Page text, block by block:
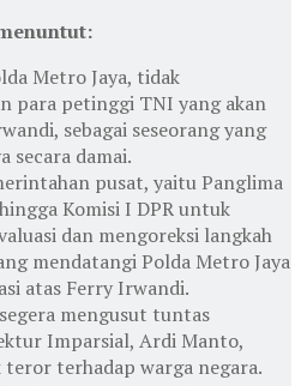
Metro Jaya, tidak
para petinggi TNI yang akan
sebagai seseorang yang
secara damai.
pusat, yaitu Panglima
Komisi I DPR untuk
dan mengoreksi langkah
mendatangi Polda Metro Jaya
atas Ferry Irwandi.
mengusut tuntas
Imparsial, Ardi Manto,
terhadap warga negara.